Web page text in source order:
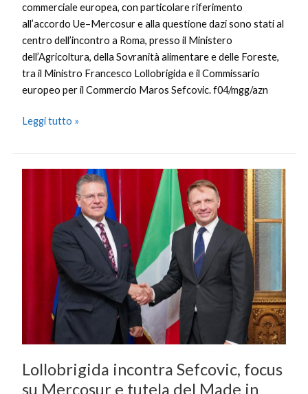
commerciale europea, con particolare riferimento
all’accordo Ue–Mercosur e alla questione dazi sono stati al
centro dell’incontro a Roma, presso il Ministero
dell’Agricoltura, della Sovranità alimentare e delle Foreste,
tra il Ministro Francesco Lollobrigida e il Commissario
europeo per il Commercio Maros Sefcovic. f04/mgg/azn
Leggi tutto »
Lollobrigida incontra Sefcovic, focus
su Mercosur e tutela del Made in
Mercosur